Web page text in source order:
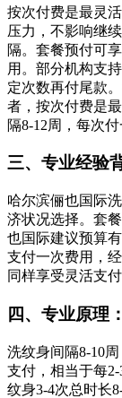
按次付费是最灵
压力，不影响继
隔。套餐预付可
用。部分机构支
定次数再付尾款
者，按次付费是
隔8-12周，每次
三、专业经验
哈尔滨俪也国际
济状况选择。套
也国际建议预算
支付一次费用，
同样享受灵活支付
四、专业原理
洗纹身间隔8-10
支付，相当于每
纹身3-4次总时长